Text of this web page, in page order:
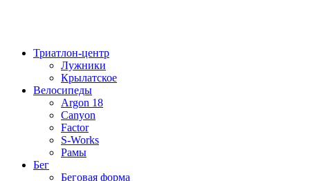
Триатлон-центр
Лужники
Крылатское
Велосипеды
Argon 18
Canyon
Factor
S-Works
Рамы
Бег
Беговая форма